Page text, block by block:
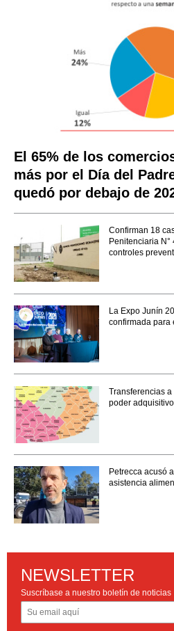
El 65% de los
más por el Día del
quedó por debajo de
Confirman 18
Penitenciaria N°
controles
La Expo Junín
confirmada para
Transferencias
poder
Petrecca acusó
asistencia
NEWSLETTER
Suscríbase a nuestro boletín de noticias